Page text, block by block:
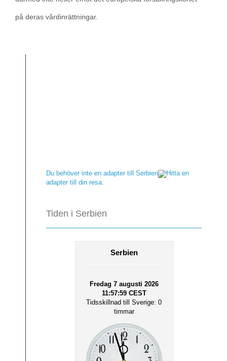
på deras vårdinrättningar.
Du behöver inte en adapter till Serbien
Hitta en
adapter till din resa.
Tiden i Serbien
Serbien
Fredag 7 augusti 2026
11:57:59 CEST
Tidsskillnad till Sverige: 0
timmar